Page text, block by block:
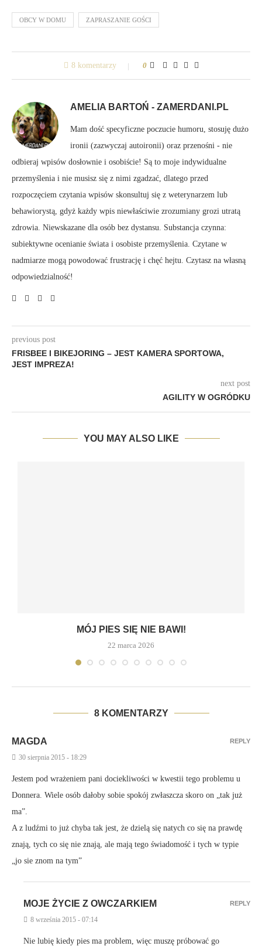
OBCY W DOMU ZAPRASZANIE GOŚCI
8 komentarzy 0
AMELIA BARTOŃ - ZAMERDANI.PL
Mam dość specyficzne poczucie humoru, stosuję dużo
ironii (zazwyczaj autoironii) oraz przenośni - nie
odbieraj wpisów dosłownie i osobiście! Są to moje indywidualne
przemyślenia i nie musisz się z nimi zgadzać, dlatego przed
rozpoczęciem czytania wpisów skonsultuj się z weterynarzem lub
behawiorystą, gdyż każdy wpis niewłaściwie zrozumiany grozi utratą
zdrowia. Niewskazane dla osób bez dystansu. Substancja czynna:
subiektywne ocenianie świata i osobiste przemyślenia. Czytane w
nadmiarze mogą powodować frustrację i chęć hejtu. Czytasz na własną
odpowiedzialność!
previous post
FRISBEE I BIKEJORING – JEST KAMERA SPORTOWA,
JEST IMPREZA!
next post
AGILITY W OGRÓDKU
YOU MAY ALSO LIKE
MÓJ PIES SIĘ NIE BAWI!
22 marca 2026
8 KOMENTARZY
MAGDA
30 sierpnia 2015 - 18:29
Jestem pod wrażeniem pani dociekliwości w kwestii tego problemu u
Donnera. Wiele osób dałoby sobie spokój zwłaszcza skoro on „tak już
ma”.
A z ludźmi to już chyba tak jest, że dzielą się natych co się na prawdę
znają, tych co się nie znają, ale mają tego świadomość i tych w typie
„jo sie znom na tym”
REPLY
MOJE ŻYCIE Z OWCZARKIEM
8 września 2015 - 07:14
Nie lubię kiedy pies ma problem, więc muszę próbować go
REPLY